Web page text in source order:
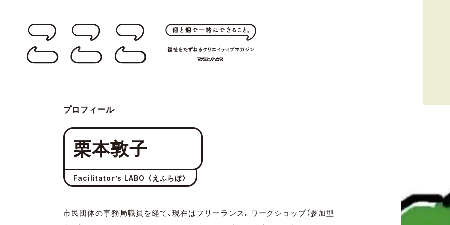
プロフィール
栗本敦子
Facilitator’s LABO 〈えふらぼ〉
市民団体の事務局職員を経て、現在はフリーランス。ワークショップ（参加型